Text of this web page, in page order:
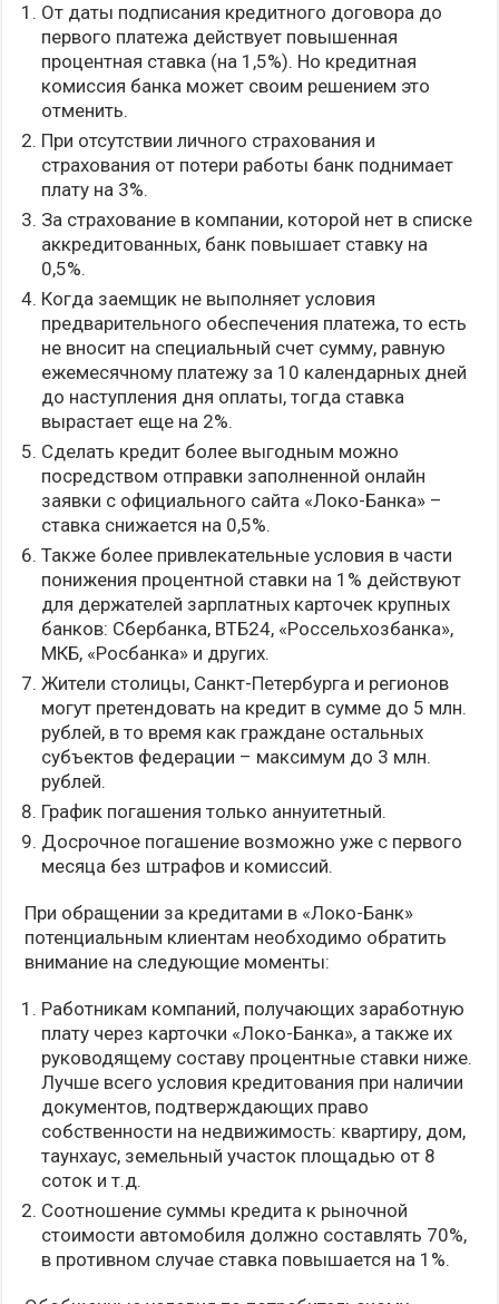
От даты подписания кредитного договора до
первого платежа действует повышенная
процентная ставка (на 1,5%). Но кредитная
комиссия банка может своим решением это
отменить.
При отсутствии личного страхования и
страхования от потери работы банк поднимает
плату на 3%.
За страхование в компании, которой нет в списке
аккредитованных, банк повышает ставку на
0,5%.
Когда заемщик не выполняет условия
предварительного обеспечения платежа, то есть
не вносит на специальный счет сумму, равную
ежемесячному платежу за 10 календарных дней
до наступления дня оплаты, тогда ставка
вырастает еще на 2%.
Сделать кредит более выгодным можно
посредством отправки заполненной онлайн
заявки с официального сайта «Локо-Банка» –
ставка снижается на 0,5%.
Также более привлекательные условия в части
понижения процентной ставки на 1% действуют
для держателей зарплатных карточек крупных
банков: Сбербанка, ВТБ24, «Россельхозбанка»,
МКБ, «Росбанка» и других.
Жители столицы, Санкт-Петербурга и регионов
могут претендовать на кредит в сумме до 5 млн.
рублей, в то время как граждане остальных
субъектов федерации – максимум до 3 млн.
рублей.
График погашения только аннуитетный.
Досрочное погашение возможно уже с первого
месяца без штрафов и комиссий.
При обращении за кредитами в «Локо-Банк»
потенциальным клиентам необходимо обратить
внимание на следующие моменты:
Работникам компаний, получающих заработную
плату через карточки «Локо-Банка», а также их
руководящему составу процентные ставки ниже.
Лучше всего условия кредитования при наличии
документов, подтверждающих право
собственности на недвижимость: квартиру, дом,
таунхаус, земельный участок площадью от 8
соток и т.д.
Соотношение суммы кредита к рыночной
стоимости автомобиля должно составлять 70%,
в противном случае ставка повышается на 1%.